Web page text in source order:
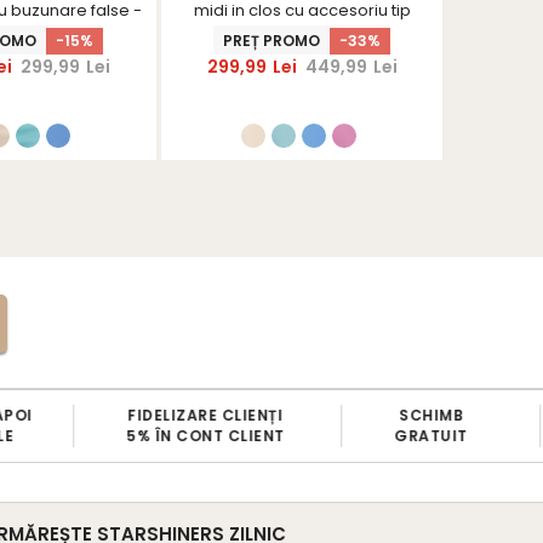
buzunare false -
-15%
299,99 Lei
midi in clos cu accesoriu tip
curea si buzunare false -
StarShinerS
PREȚ PROMO -33%
299,99 Lei 449,99 Lei
FIDELIZARE CLIENȚI
5% ÎN CONT CLIENT
GRATUIT
STARSHINERS ZILNIC